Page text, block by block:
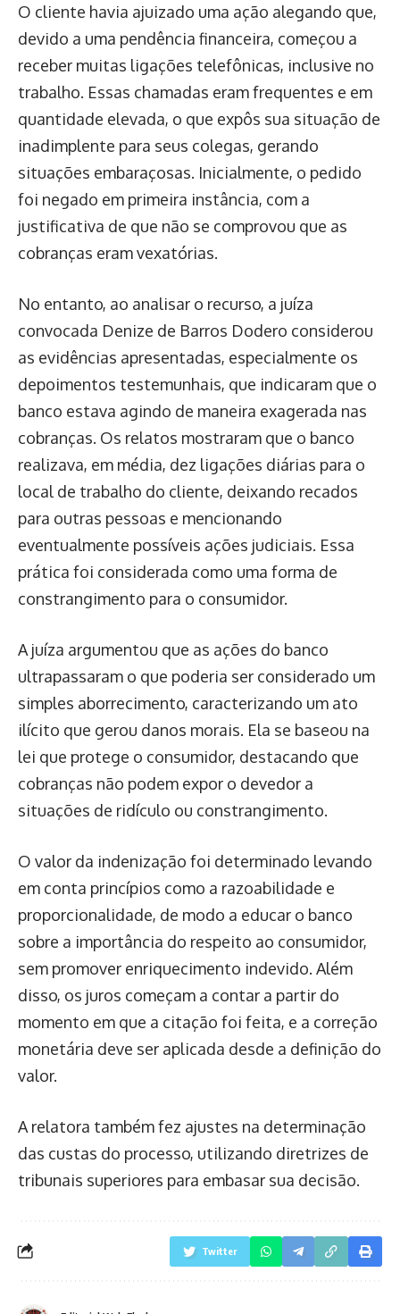
O cliente havia ajuizado uma ação alegando que,
devido a uma pendência financeira, começou a
receber muitas ligações telefônicas, inclusive no
trabalho. Essas chamadas eram frequentes e em
quantidade elevada, o que expôs sua situação de
inadimplente para seus colegas, gerando
situações embaraçosas. Inicialmente, o pedido
foi negado em primeira instância, com a
justificativa de que não se comprovou que as
cobranças eram vexatórias.
No entanto, ao analisar o recurso, a juíza
convocada Denize de Barros Dodero considerou
as evidências apresentadas, especialmente os
depoimentos testemunhais, que indicaram que o
banco estava agindo de maneira exagerada nas
cobranças. Os relatos mostraram que o banco
realizava, em média, dez ligações diárias para o
local de trabalho do cliente, deixando recados
para outras pessoas e mencionando
eventualmente possíveis ações judiciais. Essa
prática foi considerada como uma forma de
constrangimento para o consumidor.
A juíza argumentou que as ações do banco
ultrapassaram o que poderia ser considerado um
simples aborrecimento, caracterizando um ato
ilícito que gerou danos morais. Ela se baseou na
lei que protege o consumidor, destacando que
cobranças não podem expor o devedor a
situações de ridículo ou constrangimento.
O valor da indenização foi determinado levando
em conta princípios como a razoabilidade e
proporcionalidade, de modo a educar o banco
sobre a importância do respeito ao consumidor,
sem promover enriquecimento indevido. Além
disso, os juros começam a contar a partir do
momento em que a citação foi feita, e a correção
monetária deve ser aplicada desde a definição do
valor.
A relatora também fez ajustes na determinação
das custas do processo, utilizando diretrizes de
tribunais superiores para embasar sua decisão.
Twitter